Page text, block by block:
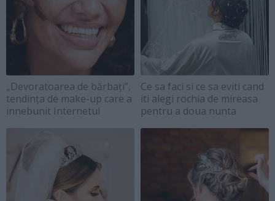
„Devoratoarea de bărbați”,
tendința de make-up care a
innebunit Internetul
Ce sa faci si ce sa eviti cand
iti alegi rochia de mireasa
pentru a doua nunta